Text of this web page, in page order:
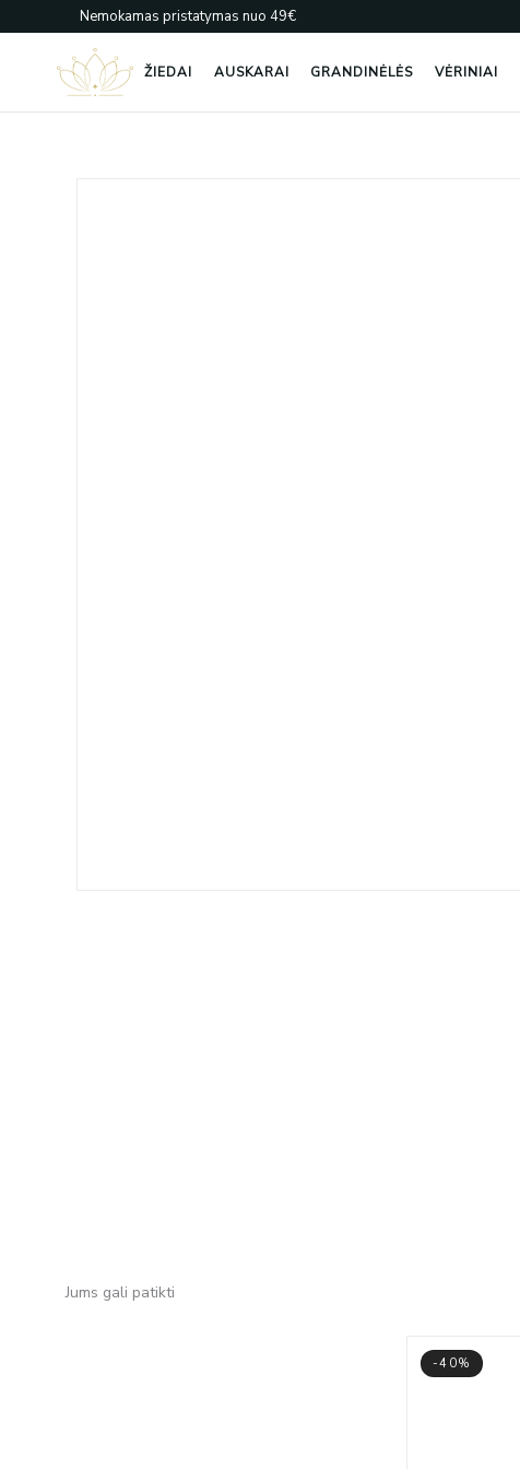
prie
Nemokamas pristatymas nuo 49€
ŽIEDAI AUSKARAI GRANDINĖLĖS VĖRINIAI
Jums gali patikti
-40%